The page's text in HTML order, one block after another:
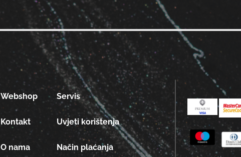
Webshop
Kontakt
O nama
Servis
Uvjeti korištenja
Način plaćanja